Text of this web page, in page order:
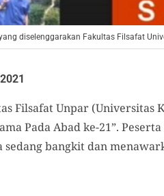
diselenggarakan Fakultas Filsafat
Filsafat Unpar (Universitas
Pada Abad ke-21”.
sedang bangkit dan